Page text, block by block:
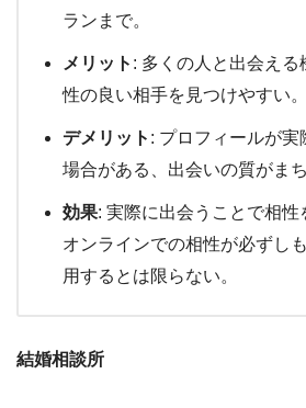
ランまで。
メリット : 多くの人と出会える
性の良い相手を見つけやすい。
デメリット : プロフィールが実
場合がある、出会いの質がまち
効果: 実際に出会うことで相性
オンラインでの相性が必ずし
用するとは限らない。
結婚相談所